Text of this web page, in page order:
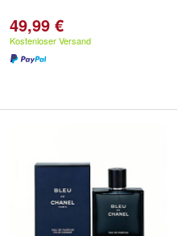
49,99 €
Kostenloser Versand